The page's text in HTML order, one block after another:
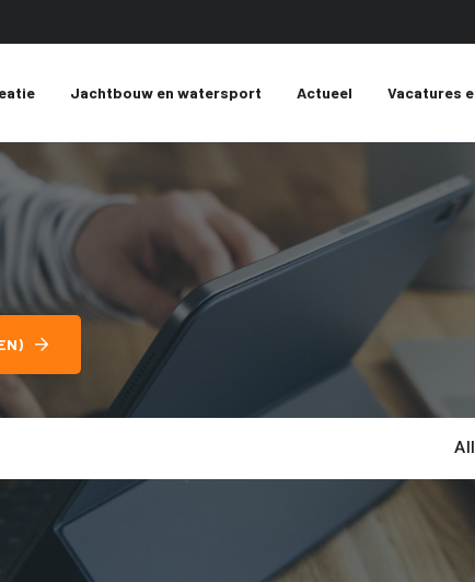
Jachtbouw en watersport Actueel Vacatures